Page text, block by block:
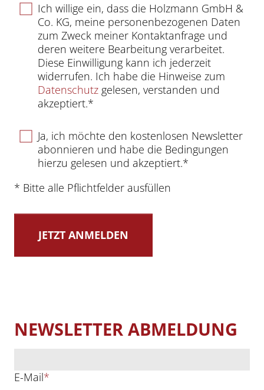
Ich willige ein, dass die Holzmann GmbH &
Co. KG, meine personenbezogenen Daten
zum Zweck meiner Kontaktanfrage und
deren weitere Bearbeitung verarbeitet.
Diese Einwilligung kann ich jederzeit
widerrufen. Ich habe die Hinweise zum
Datenschutz gelesen, verstanden und
akzeptiert.*
Ja, ich möchte den kostenlosen Newsletter
abonnieren und habe die Bedingungen
hierzu gelesen und akzeptiert.*
* Bitte alle Pflichtfelder ausfüllen
NEWSLETTER ABMELDUNG
E-Mail*